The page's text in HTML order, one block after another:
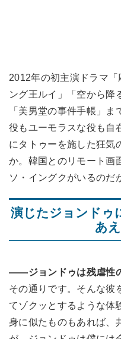
2012年の初主演ドラマ
ング王ルイ」「空から降
「美男堂の事件手帳」
役もユーモラスな役も自
にタトゥーを施した狂気
か。韓国とのリモート画
ソ・イングクがいるのだ
演じたジョンドゥ
あ
――ジョンドゥは残虐性
その通りです。そんな彼
てゾクッとするような体
身に似たものもあれば、